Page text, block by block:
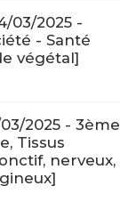
03/2025 -
- Santé
végétal]
2025 - 3ème
Tissus
nerveux,